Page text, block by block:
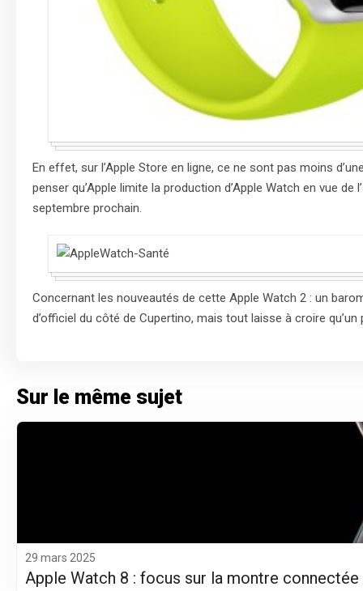
En effet, sur l’Apple Store en ligne, ce ne sont pas moins
penser qu’Apple limite la production d’Apple Watch en vue
septembre prochain.
Concernant les nouveautés de cette Apple Watch 2 : un
d’officiel du côté de Cupertino, mais tout laisse à croire
Sur le même sujet
29 mars 2025
Apple Watch 8 : focus sur la montre